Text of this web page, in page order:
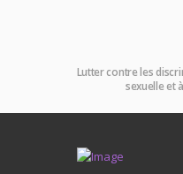
Lutter contre les
sexuelle et